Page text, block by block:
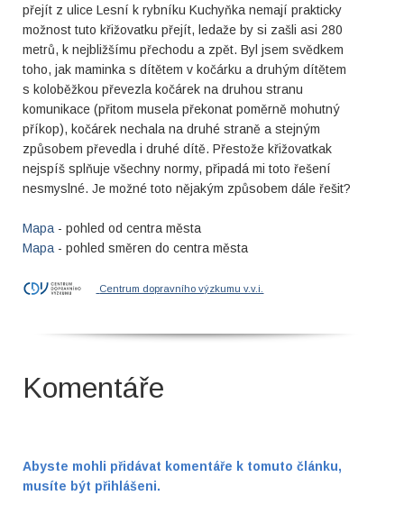
přejít z ulice Lesní k rybníku Kuchyňka nemají prakticky
možnost tuto křižovatku přejít, ledaže by si zašli asi 280
metrů, k nejbližšímu přechodu a zpět. Byl jsem svědkem
toho, jak maminka s dítětem v kočárku a druhým dítětem
s koloběžkou převezla kočárek na druhou stranu
komunikace (přitom musela překonat poměrně mohutný
příkop), kočárek nechala na druhé straně a stejným
způsobem převedla i druhé dítě. Přestože křižovatkak
nejspíš splňuje všechny normy, připadá mi toto řešení
nesmyslné. Je možné toto nějakým způsobem dále řešit?
Mapa - pohled od centra města
Mapa - pohled směren do centra města
Centrum dopravního výzkumu v.v.i.
Komentáře
Abyste mohli přidávat komentáře k tomuto článku,
musíte být přihlášeni.